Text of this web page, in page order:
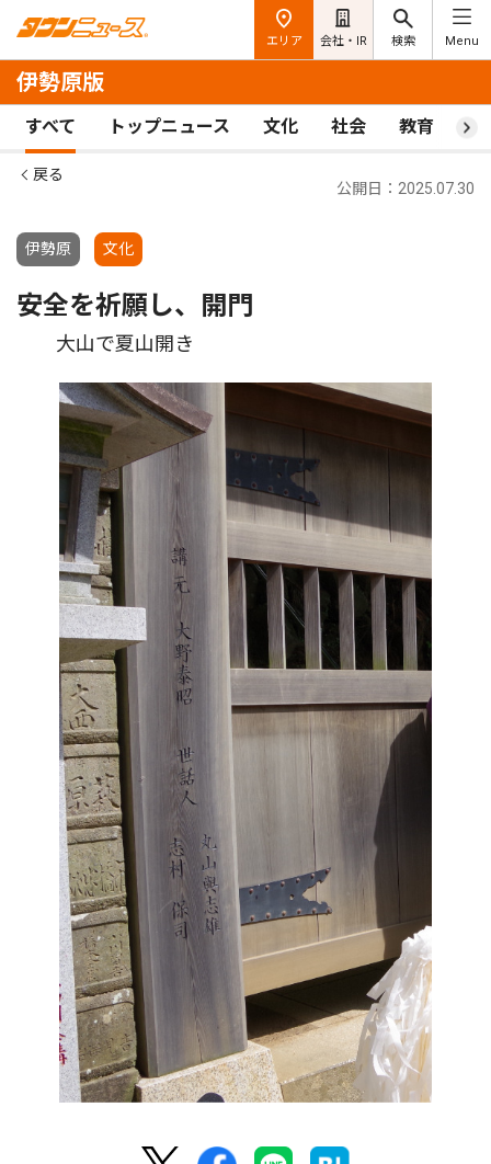
エリア 会社・IR 検索 Menu
伊勢原版
すべて トップニュース 文化 社会 教育 ス
戻る
伊勢原 文化
公開日：2025.07.30
安全を祈願し、開門
大山で夏山開き